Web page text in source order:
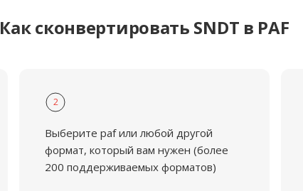
Как сконвертировать SNDT в PAF
2
Выберите paf или любой другой
формат, который вам нужен (более
200 поддерживаемых форматов)